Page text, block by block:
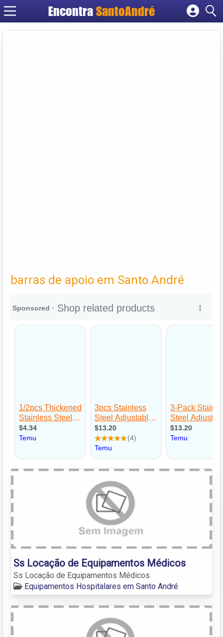
Encontra SantoAndré
Cadastrar empresa
barras de apoio em Santo André
Ss Locação de Equipamentos Médicos
Ss Locação de Equipamentos Médicos
Equipamentos Hospitalares em Santo André